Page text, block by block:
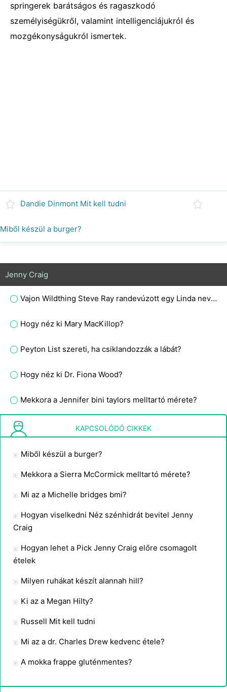
springerek barátságos és ragaszkodó
személyiségükről, valamint intelligenciájukról és
mozgékonyságukról ismertek.
Dandie Dinmont Mit kell tudni
Miből készül a burger?
Jenny Craig
Vajon Wildthing Steve Ray randevúzott egy Linda nevű kövér lánnyal, aki kétpólusú?
Hogy néz ki Mary MacKillop?
Peyton List szereti, ha csiklandozzák a lábát?
Hogy néz ki Dr. Fiona Wood?
Mekkora a Jennifer bini taylors melltartó mérete?
Hogyan néz ki egy 24-es méretű ruha a nőkön?
KAPCSOLÓDÓ CIKKEK
Miből készül a burger?
Mekkora a Sierra McCormick melltartó mérete?
Mi az a Michelle bridges bmi?
Hogyan viselkedni Néz szénhidrát bevitel Jenny
Craig
Hogyan lehet a Pick Jenny Craig előre csomagolt
ételek
Milyen ruhákat készít alannah hill?
Ki az a Megan Hilty?
Russell Mit kell tudni
Mi az a dr. Charles Drew kedvenc étele?
A mokka frappe gluténmentes?